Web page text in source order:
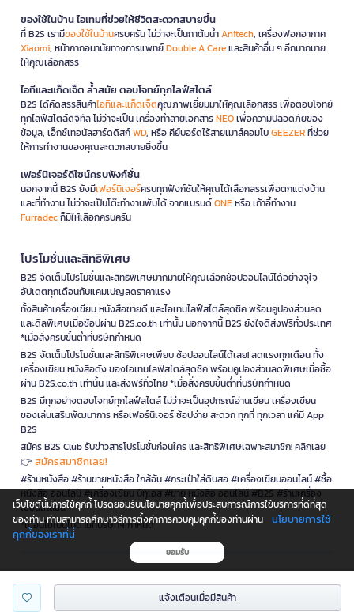
แจ้งเตือนเมื่อมีสินค้า
ของใช้ในบ้าน ไอเทมที่ช่วยให้ชีวิตสะดวกสบายขึ้น
ที่ B2S เรามีของใช้ในบ้านครบครัน ไม่ว่าจะเป็นกาต้มน้ำAnitech, เครื่องฟอกอากาศ
Xiaomi, หน้ากากอนามัยทางการแพทย์Double A Careและสินค้าอื่น ๆ อีกมากมาย
ให้คุณเลือกสรร
ไอทีและแก็ดเจ็ต ล้ำสมัย ตอบโจทย์ทุกไลฟ์สไตล์
B2S ได้คัดสรรสินค้าไอทีและแก็ดเจ็ตคุณภาพเยี่ยมมาให้คุณเลือกสรร เพื่อตอบโจทย์
ทุกไลฟ์สไตล์ดิจิทัล ไม่ว่าจะเป็น เครื่องทำลายเอกสารNEOเพื่อความปลอดภัยของ
ข้อมูล, เอ็กซ์เทอนัลฮาร์ดดิสก์WD, หรือ คีย์บอร์ดไร้สายเมาส์คอมโบGEEZERที่ช่วย
ให้การทำงานของคุณสะดวกสบายยิ่งขึ้น
เฟอร์นิเจอร์ดีไซน์ครบฟังก์ชั่น
นอกจากนี้ B2S ยังมีเฟอร์นิเจอร์ครบทุกฟังก์ชันให้คุณได้เลือกสรรเพื่อตกแต่งบ้าน
และที่ทำงาน ไม่ว่าจะเป็นโต๊ะทำงานพับได้ จากแบรนด์ONEหรือ เก้าอี้ทำงาน
Furradecก็มีให้เลือกครบครัน
โปรโมชั่นและสิทธิพิเศษ
B2S จัดเต็มโปรโมชั่นและสิทธิพิเศษมากมายให้คุณเลือกช้อปออนไลน์ได้อย่างจุใจ
อัปเดตทุกเดือนกับแคมเปญลดราคาแรง
ทั้งสินค้าเครื่องเขียน หนังสือขายดี และไอเทมไลฟ์สไตล์สุดชิค พร้อมคูปองส่วนลด
และดีลพิเศษเมื่อช้อปผ่าน B2S.co.th เท่านั้น นอกจากนี้ B2S ยังใจดีส่งฟรีทั่วประเทศ
*เมื่อสั่งครบขั้นต่ำที่บริษัทกำหนด
B2S จัดเต็มโปรโมชั่นและสิทธิพิเศษเพียบ ช้อปออนไลน์ได้เลย! ลดแรงทุกเดือน ทั้ง
เครื่องเขียน หนังสือดัง ของไอเทมไลฟ์สไตล์สุดชิค พร้อมคูปองส่วนลดพิเศษเมื่อซื้อ
ผ่าน B2S.co.th เท่านั้น และส่งฟรีทั่วไทย *เมื่อสั่งครบขั้นต่ำที่บริษัทกำหนด
B2S มีทุกอย่างตอบโจทย์ทุกไลฟ์สไตล์ ไม่ว่าจะเป็นอุปกรณ์อ่านเขียน เครื่องเขียน
ของเล่นเสริมพัฒนาการ หรือเฟอร์นิเจอร์ ช้อปง่าย สะดวก ทุกที่ ทุกเวลา แค่มี App
B2S
สมัคร B2S Club รับข่าวสารโปรโมชั่นก่อนใคร และสิทธิพิเศษเฉพาะสมาชิก! คลิกเลย
👉 สมัครสมาชิกเลย!
#ร้านหนังสือ #ร้านขายหนังสือ ใกล้ฉัน #กระเป๋าใส่ดินสอ #เครื่องเขียนออนไลน์ #ซื้อ
หนังสือ ออนไลน์ #เครื่องเขียน บีทูเอส #ขาย หนังสือ ออนไลน์ #B2S #ร้านเครื่อง
เขียนใกล้ฉัน
*เงื่อนไขเป็นไปตามที่บริษัทฯ กำหนด
is a company operating under
เว็บไซต์นี้มีการใช้คุกกี้ โปรดยอมรับนโยบายคุกกี้เพื่อประสบการณ์การใช้บริการที่ดีที่สุด
ของท่าน ท่านสามารถศึกษาวิธีการตั้งค่าการควบคุมคุกกี้ของท่านผ่าน
นโยบายการใช้
คุกกี้ของเราที่นี่
ยอมรับ